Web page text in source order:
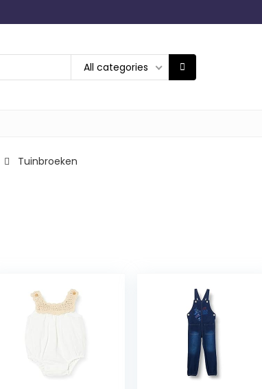
All categories
Tuinbroeken